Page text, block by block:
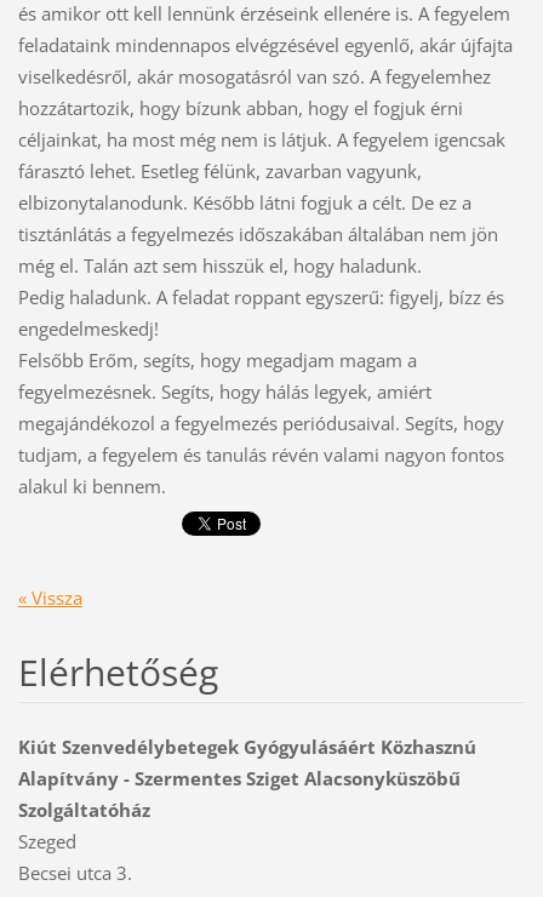
és amikor ott kell lennünk érzéseink ellenére is. A fegyelem
feladataink mindennapos elvégzésével egyenlő, akár újfajta
viselkedésről, akár mosogatásról van szó. A fegyelemhez
hozzátartozik, hogy bízunk abban, hogy el fogjuk érni
céljainkat, ha most még nem is látjuk. A fegyelem igencsak
fárasztó lehet. Esetleg félünk, zavarban vagyunk,
elbizonytalanodunk. Később látni fogjuk a célt. De ez a
tisztánlátás a fegyelmezés időszakában általában nem jön
még el. Talán azt sem hisszük el, hogy haladunk.
Pedig haladunk. A feladat roppant egyszerű: figyelj, bízz és
engedelmeskedj!
Felsőbb Erőm, segíts, hogy megadjam magam a
fegyelmezésnek. Segíts, hogy hálás legyek, amiért
megajándékozol a fegyelmezés periódusaival. Segíts, hogy
tudjam, a fegyelem és tanulás révén valami nagyon fontos
alakul ki bennem.
« Vissza
Elérhetőség
Kiút Szenvedélybetegek Gyógyulásáért Közhasznú
Alapítvány - Szermentes Sziget Alacsonyküszöbű
Szolgáltatóház
Szeged
Becsei utca 3.